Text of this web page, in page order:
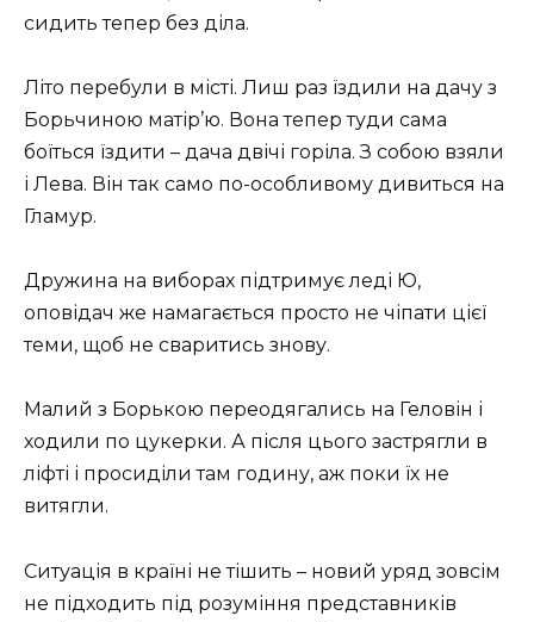
сидить тепер без діла.
Літо перебули в місті. Лиш раз їздили на дачу з
Борьчиною матір’ю. Вона тепер туди сама
боїться їздити – дача двічі горіла. З собою взяли
і Лева. Він так само по-особливому дивиться на
Гламур.
Дружина на виборах підтримує леді Ю,
оповідач же намагається просто не чіпати цієї
теми, щоб не сваритись знову.
Малий з Борькою переодягались на Геловін і
ходили по цукерки. А після цього застрягли в
ліфті і просиділи там годину, аж поки їх не
витягли.
Ситуація в країні не тішить – новий уряд зовсім
не підходить під розуміння представників